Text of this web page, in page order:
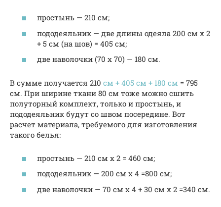
простынь — 210 см;
пододеяльник — две длины одеяла 200 см х 2
+ 5 см (на шов) = 405 см;
две наволочки (70 х 70) — 180 см.
В сумме получается 210 см + 405 см + 180 см = 795
см. При ширине ткани 80 см тоже можно сшить
полуторный комплект, только и простынь, и
пододеяльник будут со швом посередине. Вот
расчет материала, требуемого для изготовления
такого белья:
простынь — 210 см х 2 = 460 см;
пододеяльник — 200 см х 4 =800 см;
две наволочки — 70 см х 4 + 30 см х 2 =340 см.